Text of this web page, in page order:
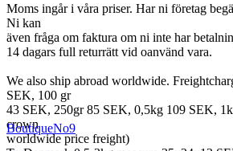
Moms ingår i våra priser. Har ni företag
Ni kan
även fråga om faktura om ni inte har
14 dagars full returrätt vid oanvänd vara.
We also ship abroad worldwide.
SEK, 100 gr
43 SEK, 250gr 85 SEK, 0,5kg 109 SEK,
crown
worldwide price freight)
BoutiqueNo9